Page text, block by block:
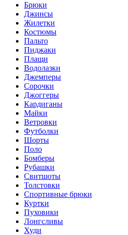
Брюки
Джинсы
Жилетки
Костюмы
Пальто
Пиджаки
Плащи
Водолазки
Джемперы
Сорочки
Джоггеры
Кардиганы
Майки
Ветровки
Футболки
Шорты
Поло
Бомберы
Рубашки
Свитшоты
Толстовки
Спортивные брюки
Куртки
Пуховики
Лонгсливы
Худи